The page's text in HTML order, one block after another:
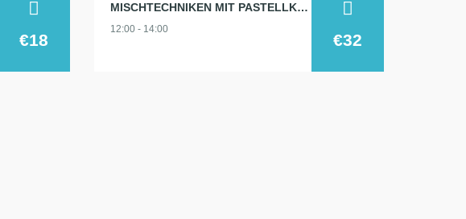
€18
2026
MISCHTECHNIKEN MIT PASTELLKREIDE
12:00 - 14:00
€32